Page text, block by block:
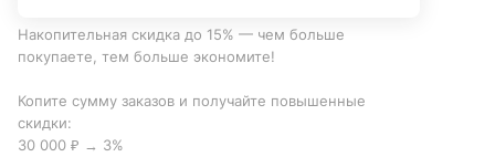
Накопительная скидка до 15% — чем больше
покупаете, тем больше экономите!
Копите сумму заказов и получайте повышенные
скидки:
30 000 ₽ → 3%